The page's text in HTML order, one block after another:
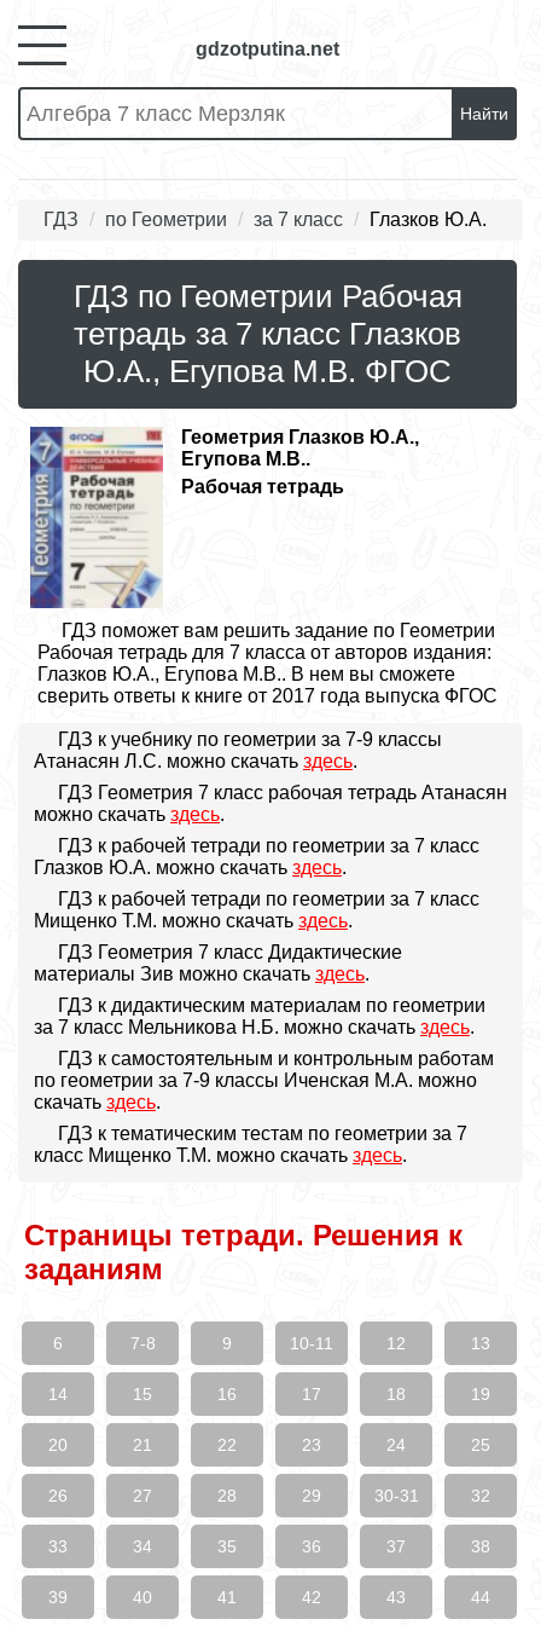
gdzotputina.net
Найти
ГДЗ по Геометрии за 7 класс Глазков Ю.А.
ГДЗ по Геометрии Рабочая
тетрадь за 7 класс Глазков
Ю.А., Егупова М.В. ФГОС
Геометрия Глазков Ю.А.,
Егупова М.В..
Рабочая тетрадь
ГДЗ поможет вам решить задание по Геометрии
Рабочая тетрадь для 7 класса от авторов издания:
Глазков Ю.А., Егупова М.В.. В нем вы сможете
сверить ответы к книге от 2017 года выпуска ФГОС
ГДЗ к учебнику по геометрии за 7-9 классы
Атанасян Л.С. можно скачать здесь.
ГДЗ Геометрия 7 класс рабочая тетрадь Атанасян
можно скачать здесь.
ГДЗ к рабочей тетради по геометрии за 7 класс
Глазков Ю.А. можно скачать здесь.
ГДЗ к рабочей тетради по геометрии за 7 класс
Мищенко Т.М. можно скачать здесь.
ГДЗ Геометрия 7 класс Дидактические
материалы Зив можно скачать здесь.
ГДЗ к дидактическим материалам по геометрии
за 7 класс Мельникова Н.Б. можно скачать здесь.
ГДЗ к самостоятельным и контрольным работам
по геометрии за 7-9 классы Иченская М.А. можно
скачать здесь.
ГДЗ к тематическим тестам по геометрии за 7
класс Мищенко Т.М. можно скачать здесь.
Страницы тетради. Решения к
заданиям
6 7-8 9 10-11 12 13
14 15 16 17 18 19
20 21 22 23 24 25
26 27 28 29 30-31 32
33 34 35 36 37 38
39 40 41 42 43 44